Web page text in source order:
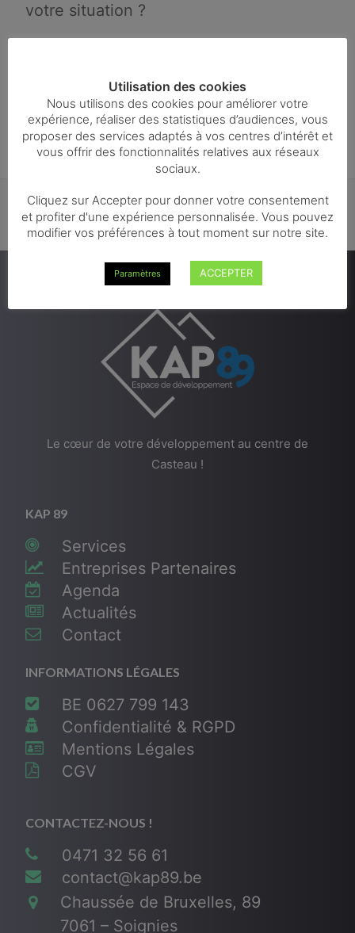
votre situation ?
pas à nous contacter pour prendre RDV
Le cœur de votre développement au centre de
Casteau !
KAP 89
Services
Entreprises Partenaires
Agenda
Actualités
Contact
INFORMATIONS LÉGALES
BE 0627 799 143
Confidentialité & RGPD
Mentions Légales
CGV
CONTACTEZ-NOUS !
0471 32 56 61
contact@kap89.be
Chaussée de Bruxelles, 89
7061 – Soignies
Utilisation des cookies
Nous utilisons des cookies pour améliorer votre
expérience, réaliser des statistiques d’audiences, vous
proposer des services adaptés à vos centres d’intérêt et
vous offrir des fonctionnalités relatives aux réseaux
sociaux.
Cliquez sur Accepter pour donner votre consentement
et profiter d'une expérience personnalisée. Vous pouvez
modifier vos préférences à tout moment sur notre site.
Paramètres ACCEPTER